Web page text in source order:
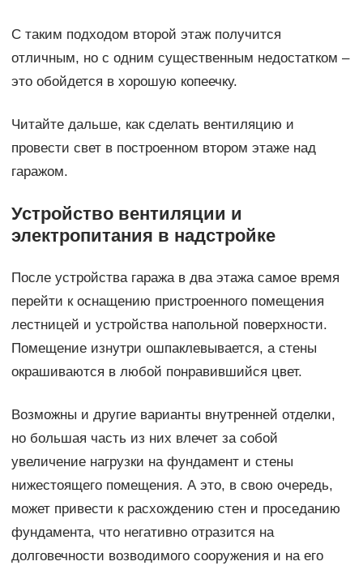
С таким подходом второй этаж получится
отличным, но с одним существенным недостатком –
это обойдется в хорошую копеечку.
Читайте дальше, как сделать вентиляцию и
провести свет в построенном втором этаже над
гаражом.
Устройство вентиляции и
электропитания в надстройке
После устройства гаража в два этажа самое время
перейти к оснащению пристроенного помещения
лестницей и устройства напольной поверхности.
Помещение изнутри ошпаклевывается, а стены
окрашиваются в любой понравившийся цвет.
Возможны и другие варианты внутренней отделки,
но большая часть из них влечет за собой
увеличение нагрузки на фундамент и стены
нижестоящего помещения. А это, в свою очередь,
может привести к расхождению стен и проседанию
фундамента, что негативно отразится на
долговечности возводимого сооружения и на его